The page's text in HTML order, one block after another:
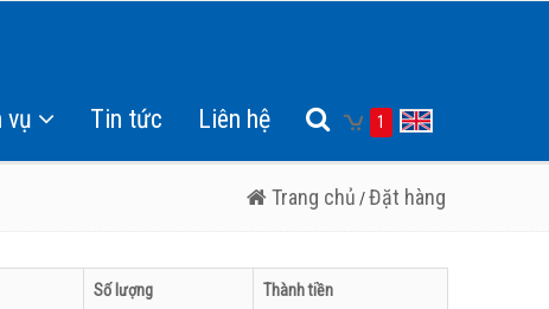
vụ Tin tức Liên hệ 1
Trang chủ /Đặt hàng
Số lượng Thành tiền